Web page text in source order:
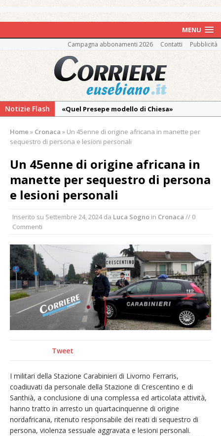
MENU
Campagna abbonamenti 2026 Contatti Pubblicità
Notizie Flash
«Quel Presepe modello di Chiesa»
Ringraziamento: convegno, messa e
Mercoledì 12 agosto il Meic di Vercelli si
ritrova a Campertogno per riflettere e
programmare
Vercelli e Stroppiana piangono Livio Berruti
Vercelli e la Cisl piangono Diva Bertasi
otto soggetti autistici in cura all’Asl di
Dopo caldo e incendi, il maltempo estremo:
nell’Alto Novarese si contano i danni del
nubifragio di venerdì
Dieci anni fa l’ingresso a Vercelli
dell’arcivescovo mons. Marco Arnolfo
Home » Cronaca » Un 45enne di origine africana in manette per
sequestro di persona e lesioni personali
Un 45enne di origine africana in
manette per sequestro di persona
e lesioni personali
Inserito su Settembre 24, 2024da Luca Sogno in Cronaca // 0
Commenti
Tweet
I militari della Stazione Carabinieri di Livorno Ferraris,
coadiuvati da personale della Stazione di Crescentino e di
Santhià, a conclusione di una complessa ed articolata attività,
hanno tratto in arresto un quartacinquenne di origine
nordafricana, ritenuto responsabile dei reati di sequestro di
persona, violenza sessuale aggravata e lesioni personali.